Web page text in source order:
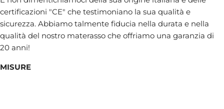
certificazioni "CE" che testimoniano la sua qualità e
sicurezza. Abbiamo talmente fiducia nella durata e nella
qualità del nostro materasso che offriamo una garanzia di
20 anni!
MISURE